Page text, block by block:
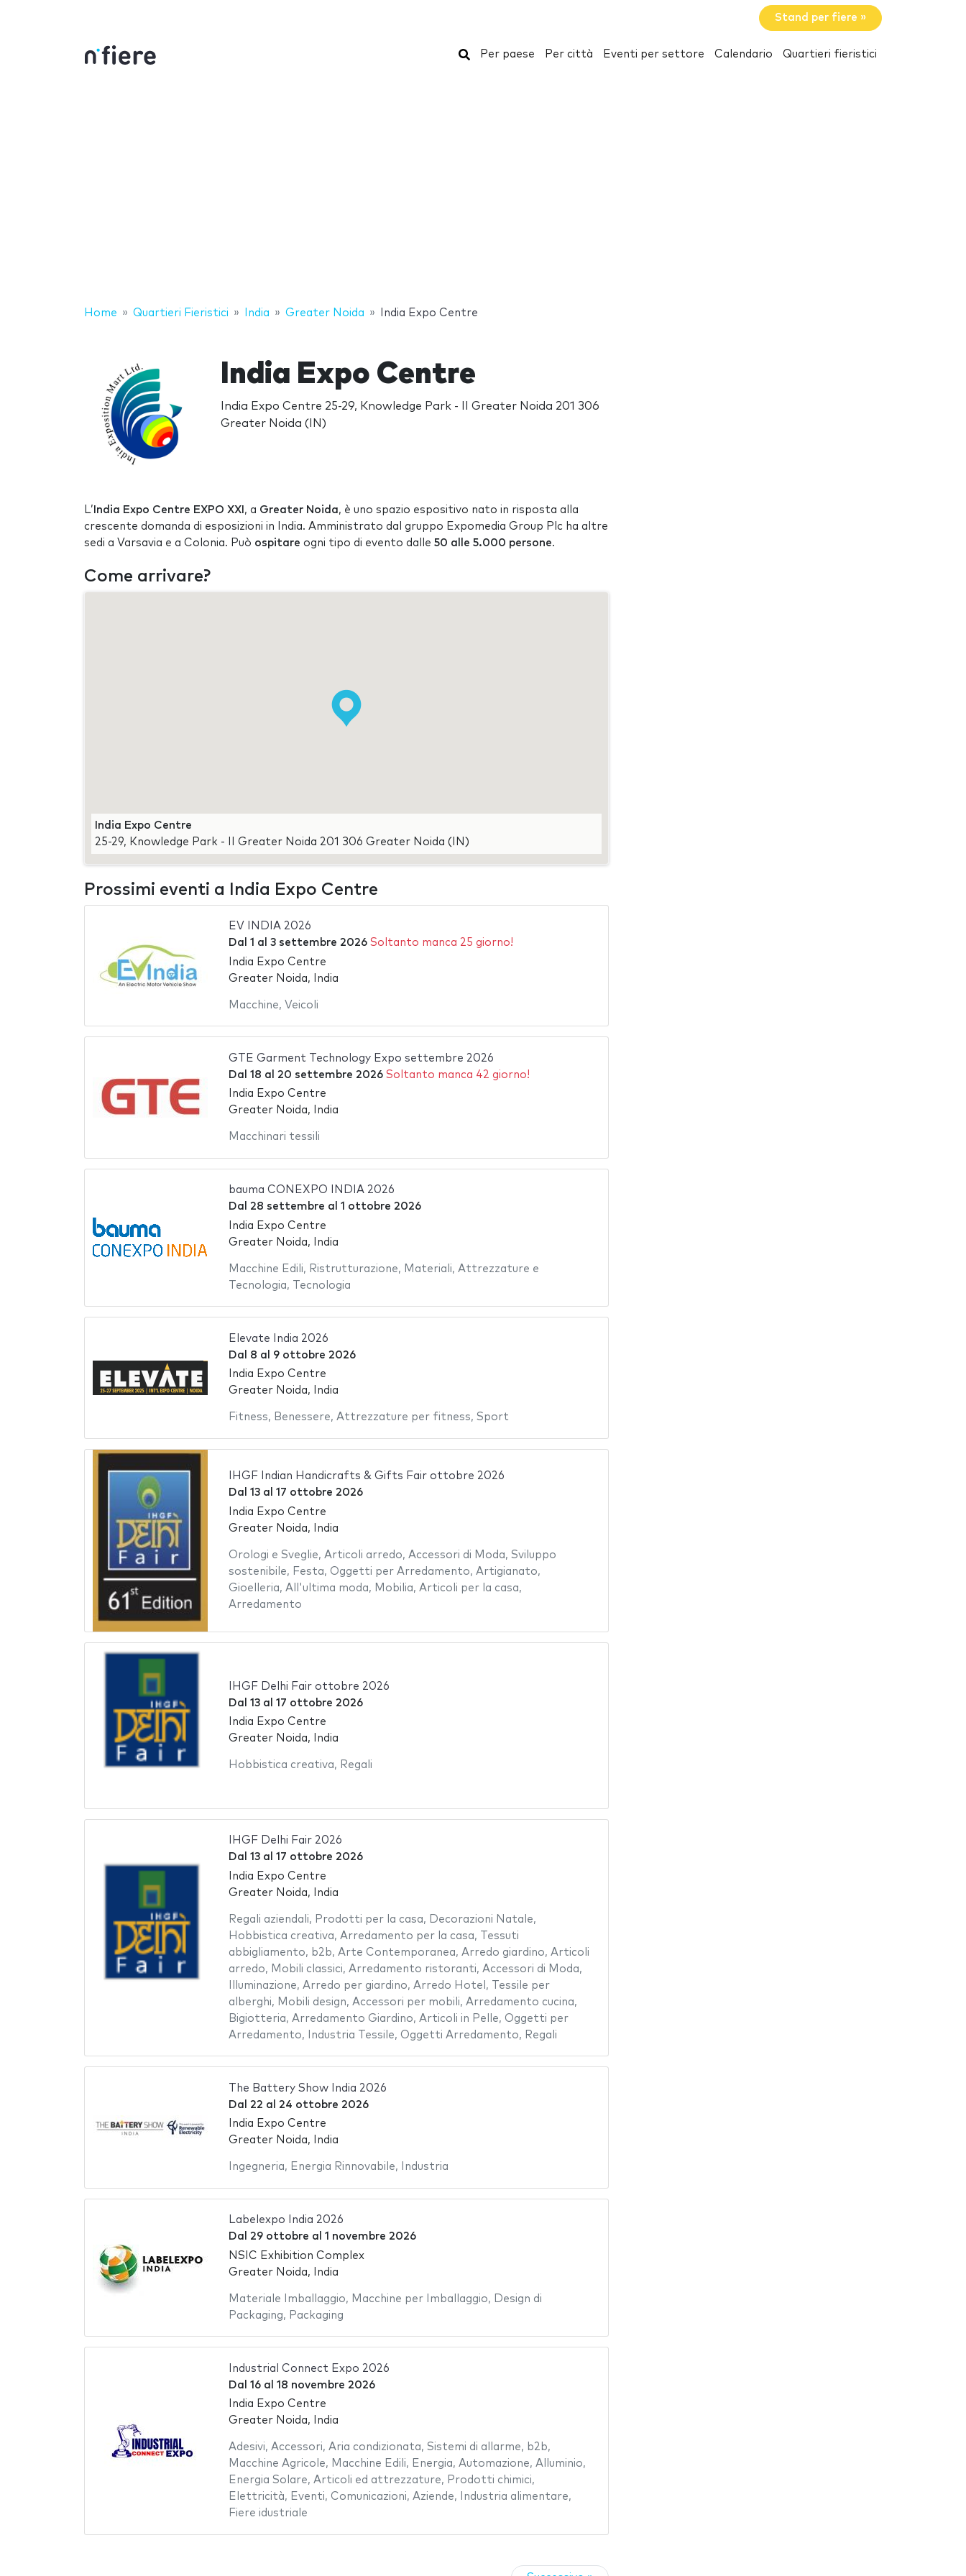
Stand per fiere »
Cerca
Per paese Per città Eventi per settore Calendario Quartieri fieristici
Home Quartieri Fieristici India Greater Noida India Expo Centre
India Expo Centre
India Expo Centre 25-29, Knowledge Park - II Greater Noida 201 306
Greater Noida (IN)
L’ India Expo Centre EXPO XXI , a Greater Noida, è uno spazio espositivo nato in risposta alla
crescente domanda di esposizioni in India. Amministrato dal gruppo Expomedia Group Plc ha altre
sedi a Varsavia e a Colonia. Può ospitare ogni tipo di evento dalle 50 alle 5.000 persone.
Come arrivare?
India Expo Centre
25-29, Knowledge Park - II Greater Noida 201 306 Greater Noida (IN)
Prossimi eventi a India Expo Centre
EV INDIA 2026
Dal 1 al 3 settembre 2026 Soltanto manca 25 giorno!
India Expo Centre
Greater Noida, India
Macchine, Veicoli
GTE Garment Technology Expo settembre 2026
Dal 18 al 20 settembre 2026 Soltanto manca 42 giorno!
India Expo Centre
Greater Noida, India
Macchinari tessili
bauma CONEXPO INDIA 2026
Dal 28 settembre al 1 ottobre 2026
India Expo Centre
Greater Noida, India
Macchine Edili, Ristrutturazione, Materiali, Attrezzature e
Tecnologia, Tecnologia
Elevate India 2026
Dal 8 al 9 ottobre 2026
India Expo Centre
Greater Noida, India
Fitness, Benessere, Attrezzature per fitness, Sport
IHGF Indian Handicrafts & Gifts Fair ottobre 2026
Dal 13al 17 ottobre 2026
India Expo Centre
Greater Noida, India
Orologi e Sveglie, Articoli arredo, Accessori di Moda, Sviluppo
sostenibile, Festa, Oggetti per Arredamento, Artigianato,
Gioelleria, All'ultima moda, Mobilia, Articoli per la casa,
Arredamento
IHGF Delhi Fair ottobre 2026
Dal 13al 17 ottobre 2026
India Expo Centre
Greater Noida, India
Hobbistica creativa, Regali
IHGF Delhi Fair 2026
Dal 13al 17 ottobre 2026
India Expo Centre
Greater Noida, India
Regali aziendali, Prodotti per la casa, Decorazioni Natale,
Hobbistica creativa, Arredamento per la casa,
Tessuti
abbigliamento, b2b, Arte Contemporanea, Arredo giardino, Articoli
arredo, Mobili classici, Arredamento ristoranti, Accessori di Moda,
Illuminazione, Arredo per giardino, Arredo Hotel ,
Tessile per
alberghi, Mobili design, Accessori per mobili, Arredamento cucina,
Bigiotteria, Arredamento Giardino, Articoli in Pelle, Oggetti per
Arredamento, Industria Tessile, Oggetti Arredamento, Regali
The Battery Show India 2026
Dal 22 al 24 ottobre 2026
India Expo Centre
Greater Noida, India
Ingegneria, Energia Rinnovabile, Industria
Labelexpo India 2026
Dal 29 ottobre al 1 novembre 2026
NSIC Exhibition Complex
Greater Noida, India
Materiale Imballaggio, Macchine per Imballaggio,
Design di
Packaging, Packaging
Industrial Connect Expo 2026
Dal 16al 18 novembre 2026
India Expo Centre
Greater Noida, India
Adesivi, Accessori, Aria condizionata, Sistemi di allarme, b2b,
Macchine Agricole, Macchine Edili, Energia, Automazione, Alluminio,
Energia Solare, Articoli ed attrezzature, Prodotti chimici,
Elettricità, Eventi, Comunicazioni, Aziende, Industria alimentare,
Fiere idustriale